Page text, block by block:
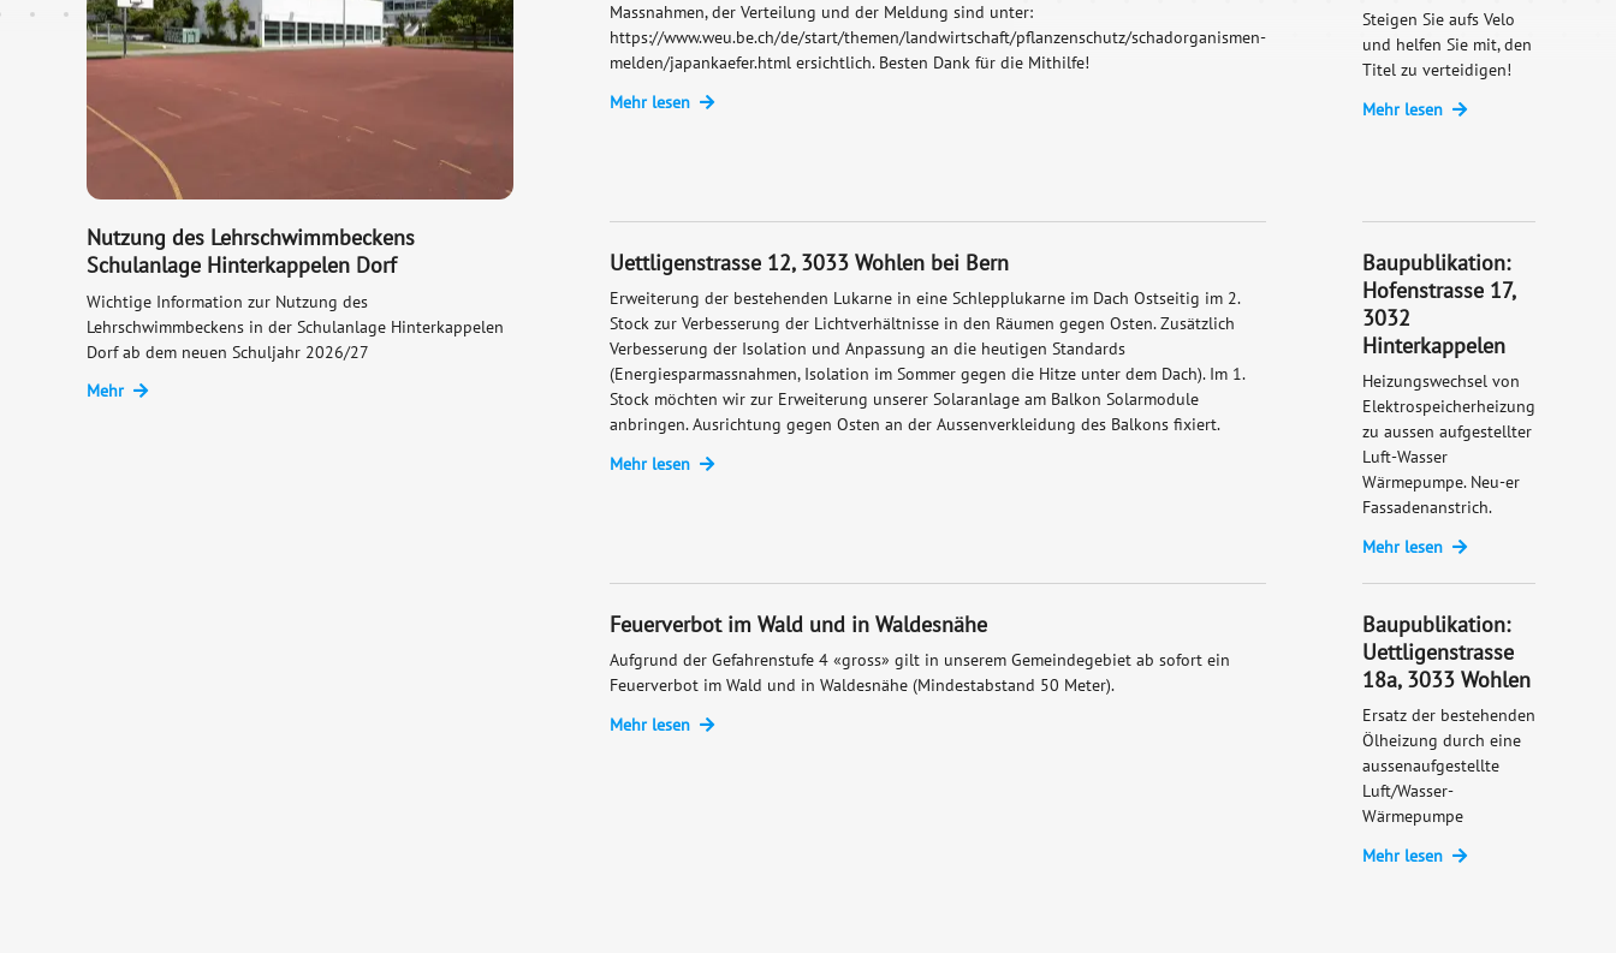
Nutzung des Lehrschwimmbeckens
Schulanlage Hinterkappelen Dorf
Wichtige Information zur Nutzung des
Lehrschwimmbeckens in der Schulanlage Hinterkappelen
Dorf ab dem neuen Schuljahr 2026/27
Mehr
Massnahmen, der Verteilung und der Meldung sind unter:
https://www.weu.be.ch/de/start/themen/landwirtschaft/pflanzenschutz/schadorganismen-
melden/japankaefer.html ersichtlich. Besten Dank für die Mithilfe!
Mehr lesen
Uettligenstrasse 12, 3033 Wohlen bei Bern
Erweiterung der bestehenden Lukarne in eine Schlepplukarne im Dach Ostseitig im 2.
Stock zur Verbesserung der Lichtverhältnisse in den Räumen gegen Osten. Zusätzlich
Verbesserung der Isolation und Anpassung an die heutigen Standards
(Energiesparmassnahmen, Isolation im Sommer gegen die Hitze unter dem Dach). Im 1.
Stock möchten wir zur Erweiterung unserer Solaranlage am Balkon Solarmodule
anbringen. Ausrichtung gegen Osten an der Aussenverkleidung des Balkons fixiert.
Mehr lesen
Feuerverbot im Wald und in Waldesnähe
Aufgrund der Gefahrenstufe 4 «gross» gilt in unserem Gemeindegebiet ab sofort ein
Feuerverbot im Wald und in Waldesnähe (Mindestabstand 50 Meter).
Mehr lesen
Steigen Sie aufs Velo
und helfen Sie mit, den
Titel zu verteidigen!
Mehr lesen
Baupublikation:
Hofenstrasse 17,
3032
Hinterkappelen
Heizungswechsel von
Elektrospeicherheizung
zu aussen aufgestellter
Luft-Wasser
Wärmepumpe. Neu-er
Fassadenanstrich.
Mehr lesen
Baupublikation:
Uettligenstrasse
18a, 3033 Wohlen
Ersatz der bestehenden
Ölheizung durch eine
aussenaufgestellte
Luft/Wasser-
Wärmepumpe
Mehr lesen